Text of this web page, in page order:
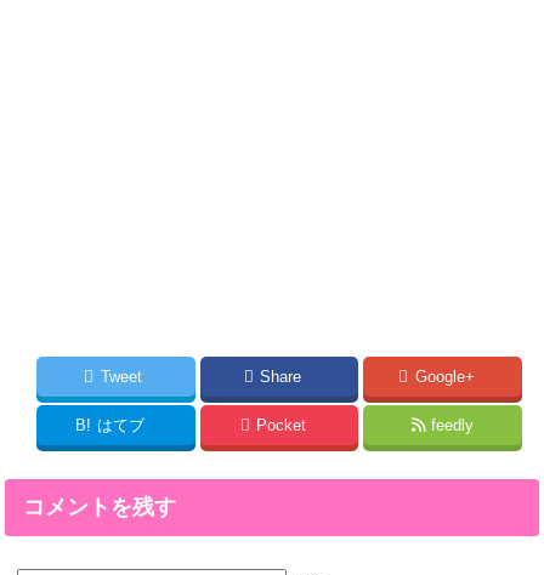
Tweet Share Google+
B! はてブ Pocket feedly
コメントを残す